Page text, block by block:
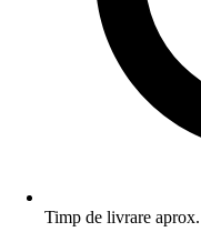
Timp de livrare